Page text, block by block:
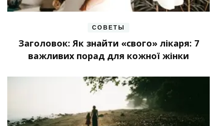
СОВЕТЫ
Заголовок: Як знайти «свого» лікаря: 7
важливих порад для кожної жінки